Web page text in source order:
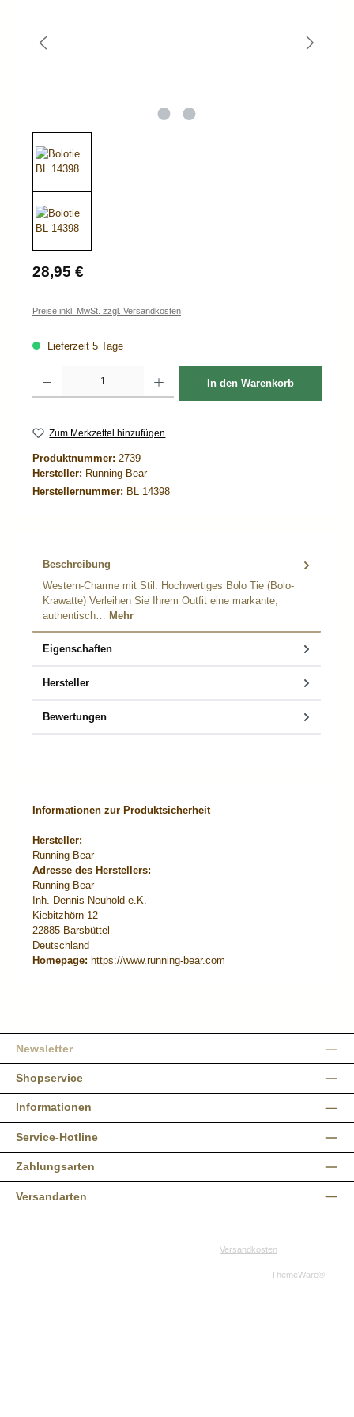
Regulärer Preis:
28,95 €
Preise inkl. MwSt. zzgl. Versandkosten
Lieferzeit 5 Tage
In den Warenkorb
Zum Merkzettel hinzufügen
Produktnummer: 2739
Hersteller: Running Bear
Herstellernummer: BL 14398
Beschreibung
Western-Charme mit Stil: Hochwertiges Bolo Tie (Bolo-
Krawatte) Verleihen Sie Ihrem Outfit eine markante,
authentisch…
Mehr
Eigenschaften
Hersteller
Bewertungen
Informationen zur Produktsicherheit
Hersteller:
Running Bear
Adresse des Herstellers:
Running Bear
Inh. Dennis Neuhold e.K.
Kiebitzhörn 12
22885 Barsbüttel
Deutschland
Homepage: https://www.running-bear.com
Newsletter
Shopservice
Informationen
Service-Hotline
Zahlungsarten
Versandarten
Versandkosten
ThemeWare®